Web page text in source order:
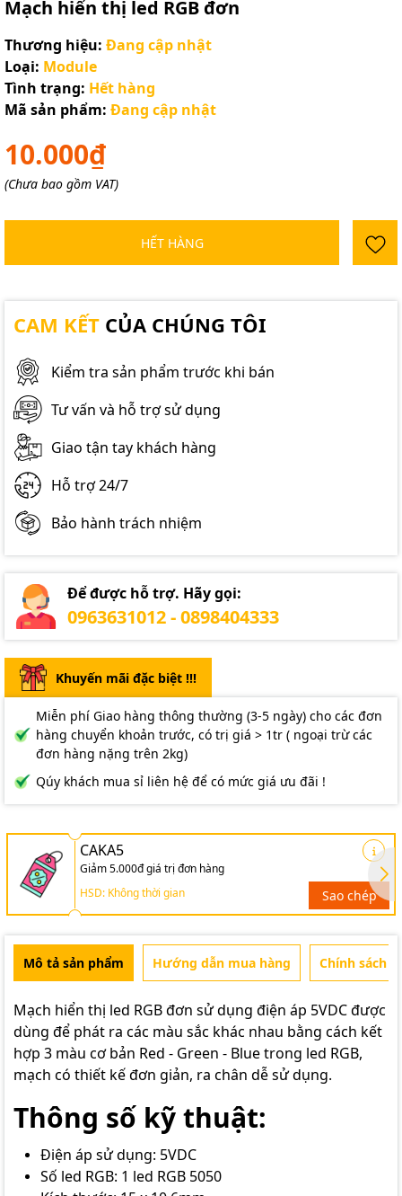
Mạch hiển thị led RGB đơn
Thương hiệu: Đang cập nhật
Loại: Module
Tình trạng: Hết hàng
Mã sản phẩm: Đang cập nhật
10.000₫
(Chưa bao gồm VAT)
HẾT HÀNG
CAM KẾT CỦA CHÚNG TÔI
Kiểm tra sản phẩm trước khi bán
Tư vấn và hỗ trợ sử dụng
Giao tận tay khách hàng
Hỗ trợ 24/7
Bảo hành trách nhiệm
Để được hỗ trợ. Hãy gọi:
0963631012 - 0898404333
Khuyến mãi đặc biệt !!!
Miễn phí Giao hàng thông thường (3-5 ngày) cho các đơn
hàng chuyển khoản trước, có trị giá > 1tr ( ngoại trừ các
đơn hàng nặng trên 2kg)
Qúy khách mua sỉ liên hệ để có mức giá ưu đãi !
CAKA5
Giảm 5.000đ giá trị đơn hàng
HSD: Không thời gian
Sao chép
Mô tả sản phẩm Hướng dẫn mua hàng Chính sách
Mạch hiển thị led RGB đơn sử dụng điện áp 5VDC được
dùng để phát ra các màu sắc khác nhau bằng cách kết
hợp 3 màu cơ bản Red - Green - Blue trong led RGB,
mạch có thiết kế đơn giản, ra chân dễ sử dụng.
Thông số kỹ thuật:
Điện áp sử dụng: 5VDC
Số led RGB: 1 led RGB 5050